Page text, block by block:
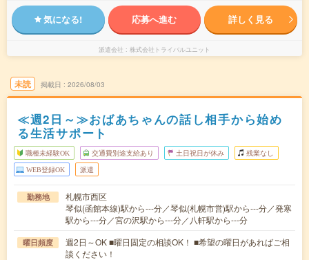
気になる! 応募へ進む 詳しく見る
派遣会社 株式会社トライバルユニット
未読 掲載日 2026/08/03
≪週2日～≫おばあちゃんの話し相手から始め
る生活サポート
職種未経験OK 交通費別途支給あり 土日祝日が休み 残業なし
WEB登録OK 派遣
勤務地
札幌市西区
琴似(函館本線)駅から---分／琴似(札幌市営)駅から---分／発寒
駅から---分／宮の沢駅から---分／八軒駅から---分
曜日頻度
週2日～OK ■曜日固定の相談OK！ ■希望の曜日があればご相
談ください！